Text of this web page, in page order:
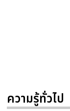
ความรู้ทั่วไป